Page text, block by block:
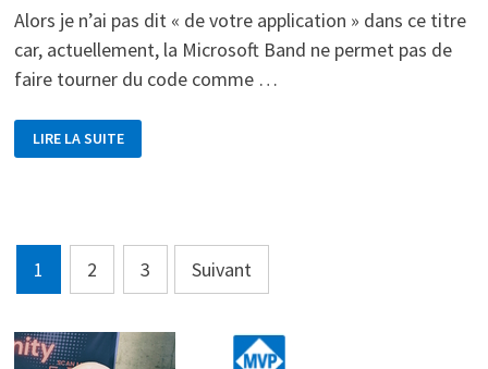
Alors je n’ai pas dit « de votre application » dans ce titre
car, actuellement, la Microsoft Band ne permet pas de
faire tourner du code comme …
PERSONNALISER
LES
PAGES
MICROSOFT
BAND
LIRE LA SUITE
Pagination
des
publications
1 2 3 Suivant